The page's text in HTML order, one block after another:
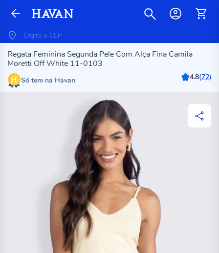
Regata Feminina Segunda Pele Com Alça Fina Camila
Moretti Off White 11-0103
Só tem na Havan 4.8(72)